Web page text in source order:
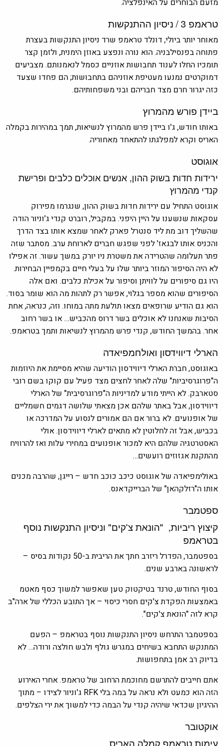
מזעם הבוחרים על האינפלציה.
טראמפ 3 / ניסיון ההתנקשות
מאוחר יותר ביולי, דונלד טראמפ שרד ניסיון התנקשות בעצרת
פתוחה בפנסילבניה. הוא נורה ונפצע באוזן הימנית, ולזמן קצר
תומכיו החלו לענוד תחבושות אוזניים כסמל לנאמנותם. מצביעים
דמוקרטים נמנעו מעטיפת אוזניהם בתחבושות; הם פחדו שצעד
כזה יגרור חרם מצד חבריהם ובני משפחותיהם.
ביידן פורש מהמרוץ
באותו חודש, ג'ו ביידן פרש מהמרוץ לנשיאות, תמך במהירות בקמלה
האריס וקרא למפלגתו להתאחד מאחוריה.
אוגוסט
ירידות חדות בשוק ההון, אנשים אוכלים כלבים ופרישת
קנדי מהמרוץ
אוגוסט התחיל עם ירידות חדות בשוק ההון, שנגרמו מפירוק
עסקאות שנשענו על היין היפני. במקביל, רוברט קנדי ג'וניור הודה
שהשליך דוב מת ליד סנטרל פארק לאחר שמצא אותו בצד הדרך
והכניס אותו לבגאז' לפני שפגש חברים לארוחת ערב. מסתבר שזה
פתר תעלומה שהטרידה את משטרת ניו יורק במשך עשור. זה אפילו
לא היה הסיפור המוזר ביותר שלו על בעלי חיים בקמפיין הבחירות.
היו גם סיפורים על לוויתן וסיפור על אכילת כלבים. ואם אלה
הסיפורים שהוא מספר בגלוי, אפשר רק לתהות מה הוא שומר בסוד.
הוא גם הודיע שרופאים מצאו תולעת מתה במוחו. וזה, כנראה, אחת
הסיבות שאנחנו לא אוכלים בשר דרוס מהכביש… או בשר רחוב
אחר. בהמשך החודש, קנדי פרש מהמרוץ לנשיאות ותמך בטראמפ.
הארלי דיווידסון ואולחמפיאדה
באוגוסט, חברת הארלי דיווידסון הודיעה שהיא מסיימת את היוזמות
ה"פרוגרסיביות" שלה לאחר לחצים מצד פעיל עם קוקו בשם רובי
סטארבּק. לא הייתי מודע למדיניות ה"פרוגרסיבית" של הארלי
דיווידסון, אבל באתר שלהם אכן מצאתי שלושה דגמים חשמליים
של אופנועים. לא ברור אם הם אמורים לנסוע על המדרכה או
בכביש, אבל זה לחלוטין לא מתאים לארלי דיווידסון. אולי
האסטרטגיה שלהם היא למכור אופנועים במחירי עלות ואז להרוויח
מהתקנת אגזוזים רועשים…
באולימפיאדה של אוגוסט כיכב כוכב חדש – רייגן, שהרבה מכנים
אותו ה"רזלקהאן" של הברייקדאנס.
ספטמבר
קיצוץ ריביות, "הונאת צ'קים" וניסיון התנקשות נוסף
בטראמפ
בספטמבר, הפדרל ריזרב חתך את הריבית ב-50 נקודות בסיס –
לראשונה בארבע שנים.
בסוף החודש, טרנד בטיקטוק טען שאפשר למשוך כסף מאטמ
באמצעות הפקדת צ'קים חסרי כיסוי – אך התובע הכללי של ארה"ב
קרא לזה "הונאת צ'קים".
בספטמבר התרחש ניסיון התנקשות נוסף בטראמפ – הפעם
המתנקש התחבא בשיחים במגרש גולף ולבש חולצה ורודה… לא
בדיוק רב אמן בתחפושות.
אתם חייבים להתרשם מחוכמת הרחוב של טראמפ. אחרי האירוע
הזה הוא כמעט ולא נראה על במה בלי RFK ג'וניור לצידו – מתוך
ההיגיון שכדאי שיהיה קנדי על הבמה כדי למשוך את ירי הצלפים.
אוקטובר
עימות טראמפ קמלה האריס